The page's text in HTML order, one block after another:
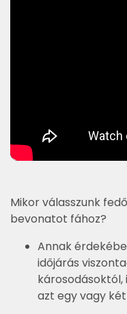
Mikor válasszunk
bevonatot fához?
Annak
időjárás
károsodásoktól,
azt egy vagy